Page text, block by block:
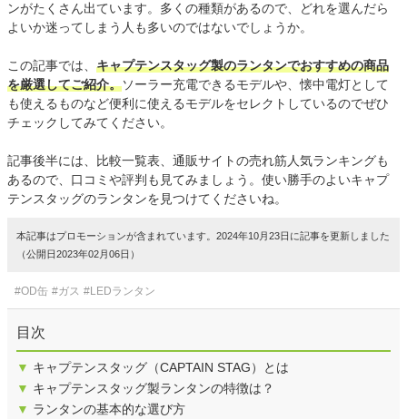
ンがたくさん出ています。多くの種類があるので、どれを選んだら
よいか迷ってしまう人も多いのではないでしょうか。
この記事では、 キャプテンスタッグ製のランタンでおすすめの商品
を厳選してご紹介。ソーラー充電できるモデルや、懐中電灯として
も使えるものなど便利に使えるモデルをセレクトしているのでぜひ
チェックしてみてください。
記事後半には、比較一覧表、通販サイトの売れ筋人気ランキングも
あるので、口コミや評判も見てみましょう。使い勝手のよいキャプ
テンスタッグのランタンを見つけてくださいね。
本記事はプロモーションが含まれています。2024年10月23日に記事を更新しました
（公開日2023年02月06日）
#OD缶 #ガス #LEDランタン
目次
▼ キャプテンスタッグ（CAPTAIN STAG）とは
▼ キャプテンスタッグ製ランタンの特徴は？
▼ ランタンの基本的な選び方